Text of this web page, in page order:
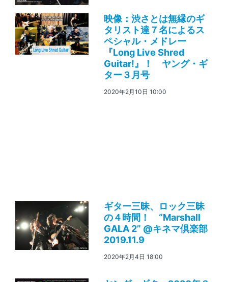
映像：渋さとは無縁のギ
タリスト達７名によるス
ペシャル・メドレー
『Long Live Shred
Guitar!』！ ヤング・ギ
ター３月号
2020年2月10日 10:00
ギター三昧、ロック三昧
の４時間！ “Marshall
GALA 2” @キネマ倶楽部
2019.11.9
2020年2月4日 18:00